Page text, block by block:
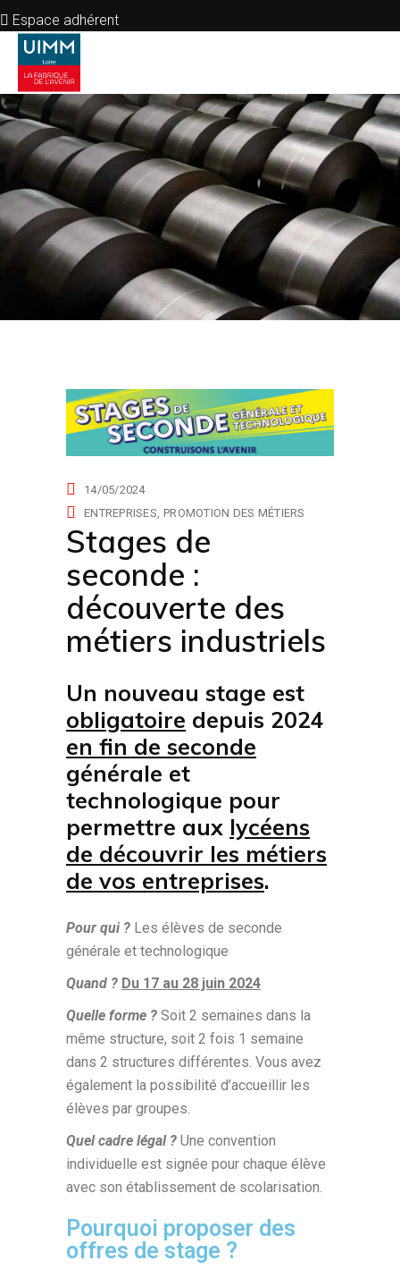
Espace adhérent
Contactez-nous
Nos
actualités
14/05/2024
ENTREPRISES PROMOTION DES MÉTIERS
Stages de
seconde :
découverte des
métiers industriels
Un nouveau stage est
obligatoire depuis 2024
en fin de seconde
générale et
technologique pour
permettre aux lycéens
de découvrir les métiers
de vos entreprises.
Pour qui ? Les élèves de seconde
générale et technologique
Quand ? Du 17 au 28 juin 2024
Quelle forme ? Soit 2 semaines dans la
même structure, soit 2 fois 1 semaine
dans 2 structures différentes. Vous avez
également la possibilité d’accueillir les
élèves par groupes.
Quel cadre légal ? Une convention
individuelle est signée pour chaque élève
avec son établissement de scolarisation.
Pourquoi proposer des
offres de stage ?